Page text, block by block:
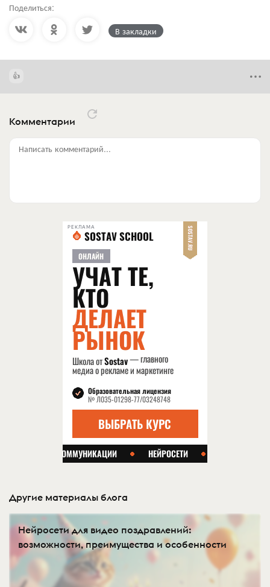
Поделиться:
В закладки
Комментарии
Написать комментарий...
РЕКЛАМА
Другие материалы блога
Нейросети для видео поздравлений:
возможности, преимущества и особенности